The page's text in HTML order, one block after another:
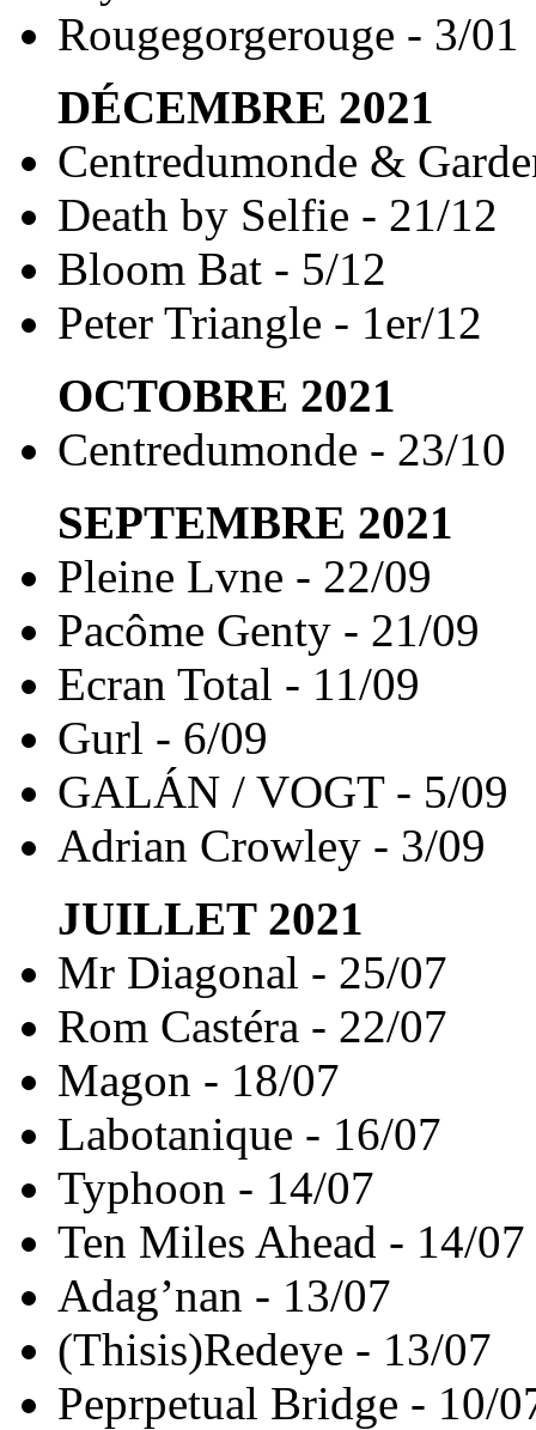
Rougegorgerouge - 3/01
DÉCEMBRE 2021
Centredumonde &
Death by Selfie - 21/12
Bloom Bat - 5/12
Peter Triangle - 1er/12
OCTOBRE 2021
Centredumonde - 23/10
SEPTEMBRE 2021
Pleine Lvne - 22/09
Pacôme Genty - 21/09
Ecran Total - 11/09
Gurl - 6/09
GALÁN / VOGT - 5/09
Adrian Crowley - 3/09
JUILLET2021
Mr Diagonal - 25/07
Rom Castéra - 22/07
Magon - 18/07
Labotanique - 16/07
Typhoon - 14/07
Ten Miles Ahead - 14/07
Adag’nan - 13/07
(Thisis)Redeye - 13/07
Peprpetual Bridge - 10/